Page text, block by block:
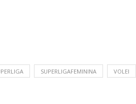
SUPERLIGAFEMININA VOLEI